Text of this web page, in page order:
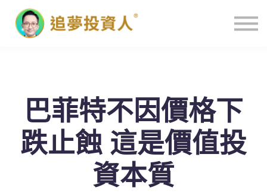
主頁
巴菲特不因價格下
跌止蝕 這是價值投
資本質